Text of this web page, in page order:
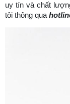
uy tín và chất
tôi thông qua